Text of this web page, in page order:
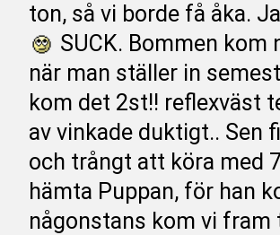
ton, så vi borde få åka.
SUCK. Bommen
när man ställer in
kom det 2st!! reflexväst
av vinkade duktigt.. Sen
och trångt att köra med
hämta Puppan, för han
någonstans kom vi